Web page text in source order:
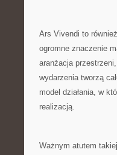
Ars Vivendi to
ogromne znaczenie
aranżacja
wydarzenia tworzą
model działania, w
realizacją.
Ważnym atutem